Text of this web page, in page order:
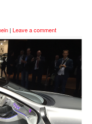
| Leave a comment